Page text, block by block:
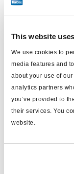
This website
We use cookies to
media features and
about your use of
analytics partners
you’ve provided to
their services. You
website.
tipo
long. (m)
color